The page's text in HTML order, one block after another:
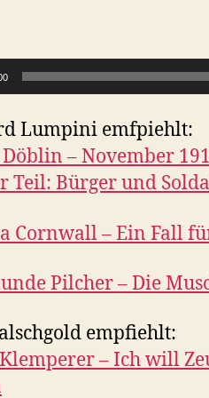
Lumpini emfpiehlt:
– November
Teil: Bürger und
Cornwall – Ein Fall
Pilcher – Die
empfiehlt:
– Ich will